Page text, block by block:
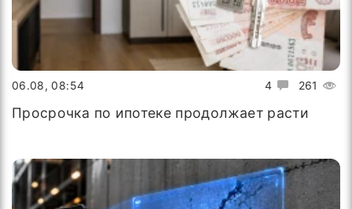
4 261
06.08, 08:54
Просрочка по ипотеке продолжает расти